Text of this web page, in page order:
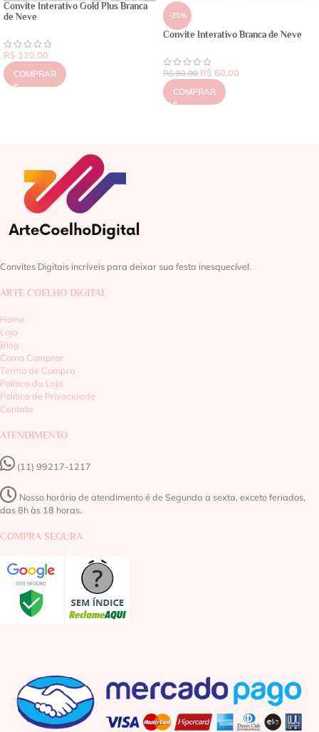
Convite Interativo Gold Plus Branca
de Neve
R$ 120,00
COMPRAR
-25%
Convite Interativo Branca de Neve
R$80,00 R$ 60,00
COMPRAR
Convites Digitais incríveis para deixar sua festa inesquecível.
ARTE COELHO DIGITAL
Home
Loja
Blog
Como Comprar
Termo de Compra
Política da Loja
Política de Privacidade
Contato
ATENDIMENTO
(11) 99217-1217‬
Nosso horário de atendimento é de Segunda a sexta, exceto feriados,
das 8h às 18 horas.
COMPRA SEGURA